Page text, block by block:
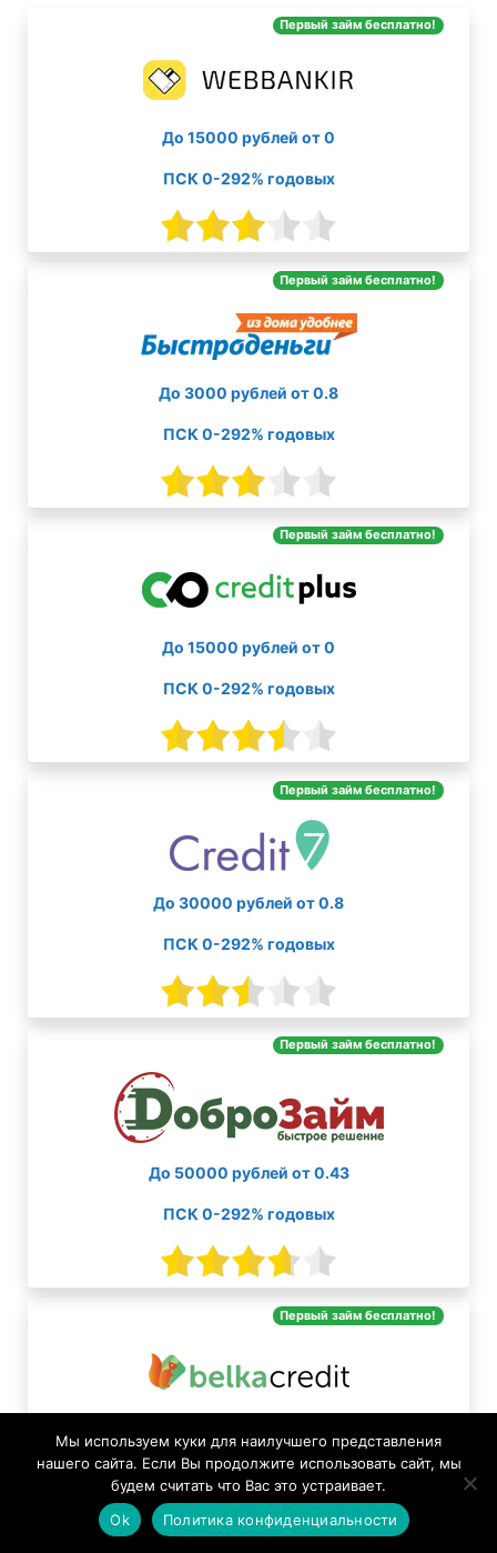
Первый займ бесплатно!
До 15000 рублей от 0
ПСК 0-292% годовых
Первый займ бесплатно!
До 3000 рублей от 0.8
ПСК 0-292% годовых
Первый займ бесплатно!
До 15000 рублей от 0
ПСК 0-292% годовых
Первый займ бесплатно!
До 30000 рублей от 0.8
ПСК 0-292% годовых
Первый займ бесплатно!
До 50000 рублей от 0.43
ПСК 0-292% годовых
Первый займ бесплатно!
ПСК 0-292% годовых
Мы используем куки для наилучшего представления
нашего сайта. Если Вы продолжите использовать сайт, мы
будем считать что Вас это устраивает.
Ok
Политика конфиденциальности